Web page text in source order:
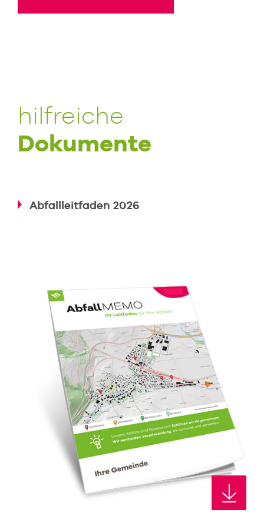
hilfreiche
Dokumente
Abfallleitfaden 2026